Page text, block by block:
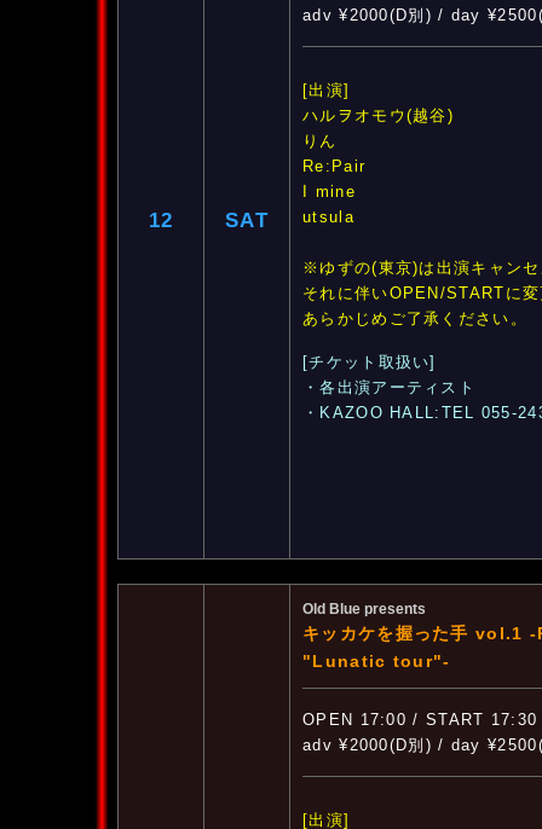
12 SAT
adv ¥2000(D別) / day
[出演]
ハルヲオモウ(越谷)
りん
Re:Pair
I mine
utsula
※ゆずの(東京)は出演キャン
それに伴いOPEN/STARTに
あらかじめご了承ください。
[チケット取扱い]
・各出演アーティスト
・KAZOO HALL:TEL 055-
Old Blue presents
キッカケを握った手
"Lunatic tour"-
OPEN 17:00 / START 17:30
adv ¥2000(D別) / day
[出演]